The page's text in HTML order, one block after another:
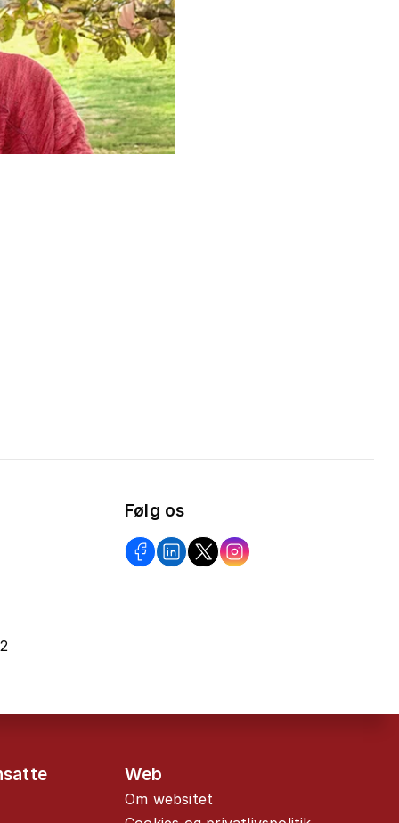
Følg os
Web
Om websitet